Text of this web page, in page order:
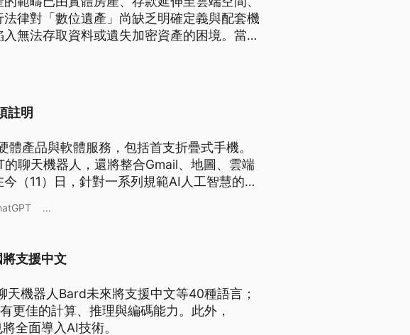
律對「數位遺產」尚缺乏明確定義與配套機
無法存取資料或遺失加密資產的困境。當前
建議，在法律完善之前，個人應採取主動盤
位足跡時的心理與法律負擔。
註明
產品與軟體服務，包括首支折疊式手機。
聊天機器人，還將整合Gmail、地圖、雲端
（11）日，針對一系列規範AI人工智慧的法
...
支援中文
機器人Bard未來將支援中文等40種語言；
更佳的計算、推理與編碼能力。此外，
全面導入AI技術。